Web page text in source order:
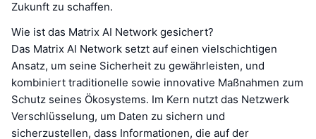
Zukunft zu schaffen.
Wie ist das Matrix AI Network gesichert?
Das Matrix AI Network setzt auf einen vielschichtigen
Ansatz, um seine Sicherheit zu gewährleisten, und
kombiniert traditionelle sowie innovative Maßnahmen zum
Schutz seines Ökosystems. Im Kern nutzt das Netzwerk
Verschlüsselung, um Daten zu sichern und
sicherzustellen, dass Informationen, die auf der